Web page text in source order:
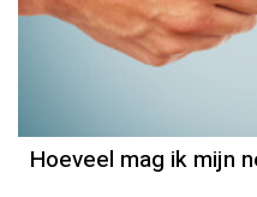
Hoeveel mag ik mijn